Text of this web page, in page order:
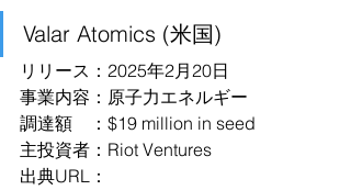
Valar Atomics (米国)
リリース：2025年2月20日
事業内容：原子力エネルギー
調達額　：$19 million in seed
主投資者：Riot Ventures
出典URL：